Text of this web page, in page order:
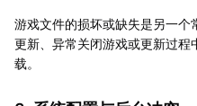
游戏文件的损坏或缺失是另一
更新、异常关闭游戏或更新过程
载。